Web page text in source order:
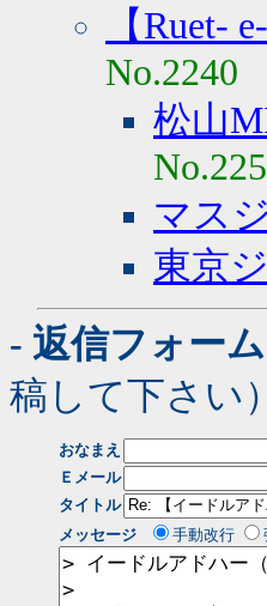
【Ruet-
No.2240
松山
マス
東京
- 返信フォーム
稿して下さい）
おなまえ
Ｅメール
タイトル
メッセージ
手動改行